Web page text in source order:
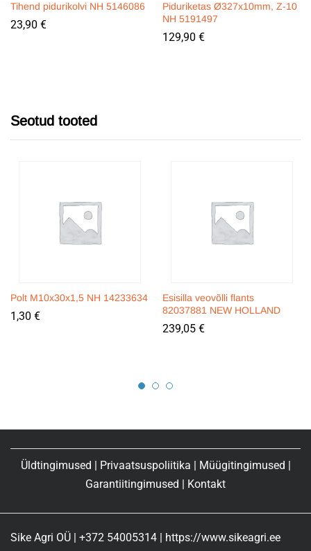
Tihend pidurikolvi NH 5146086
23,90 €
Piduriketas Ø327x10mm, Z-10
NH 5191497
129,90 €
Seotud tooted
Polt M10x30x1,5 NH 14233634
1,30 €
Esisilla veovõlli flants
82037881 NEW HOLLAND
239,05 €
Üldtingimused Privaatsuspoliitika Müügitingimused
Garantiitingimused
Kontakt
Sike Agri OÜ | +372 54005314 | https://www.sikeagri.ee